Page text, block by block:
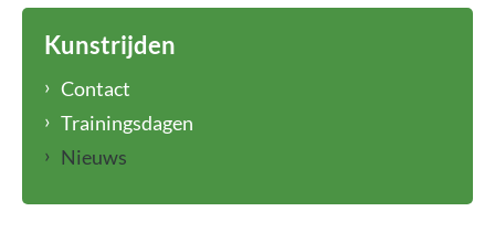
Kunstrijden
Contact
Trainingsdagen
Nieuws